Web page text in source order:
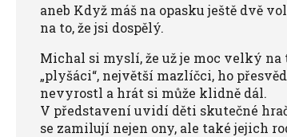
aneb Když máš na opasku ještě dvě
na to, že jsi dospělý.
Michal si myslí, že už je moc velký na
„plyšáci“, největší mazlíčci, ho
nevyrostl a hrát si může klidně dál.
V představení uvidí děti skutečné
se zamilují nejen ony, ale také jejich